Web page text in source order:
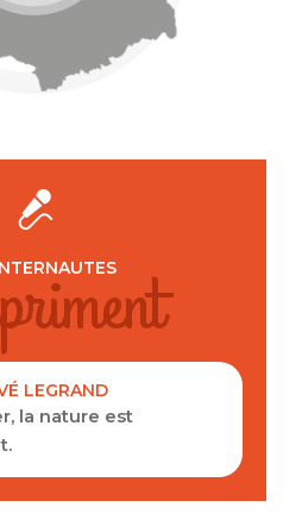
LEGRAND
la nature est
recevoir la lettre
du tourisme.